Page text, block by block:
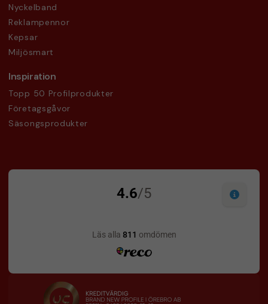
Nyckelband
Reklampennor
Kepsar
Miljösmart
Inspiration
Topp 50 Profilprodukter
Företagsgåvor
Säsongsprodukter